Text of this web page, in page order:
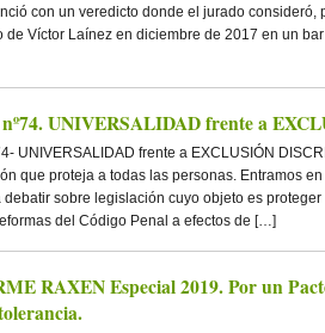
con un veredicto donde el jurado consideró,
de Víctor Laínez en diciembre de 2017 en un
UNIVERSALIDAD frente a
UNIVERSALIDAD frente a EXCLUSIÓN
que proteja a todas las personas. Entramos
debatir sobre legislación cuyo objeto es
del Código Penal a efectos de […]
RAXEN Especial 2019. Por un